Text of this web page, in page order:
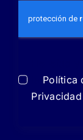
Política
Privacidad